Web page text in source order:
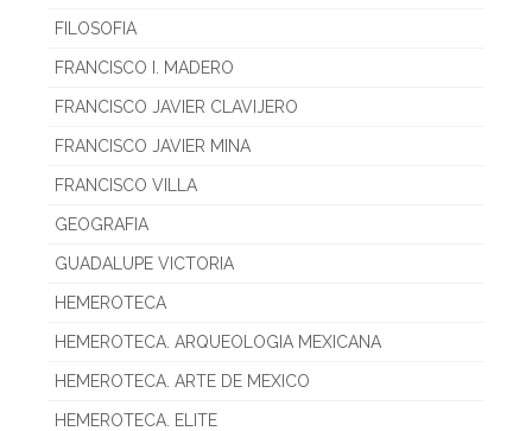
FILOSOFIA
FRANCISCO I. MADERO
FRANCISCO JAVIER CLAVIJERO
FRANCISCO JAVIER MINA
FRANCISCO VILLA
GEOGRAFIA
GUADALUPE VICTORIA
HEMEROTECA
HEMEROTECA. ARQUEOLOGIA MEXICANA
HEMEROTECA. ARTE DE MEXICO
HEMEROTECA. ELITE